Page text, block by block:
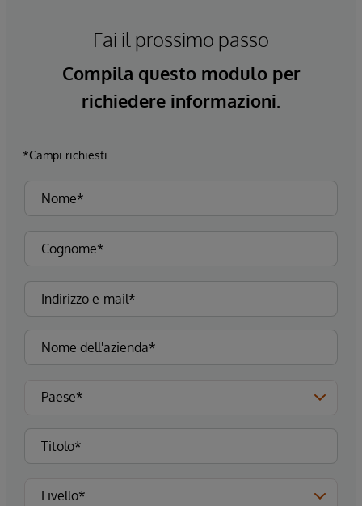
Fai il prossimo passo
Compila questo modulo per
richiedere informazioni.
*Campi richiesti